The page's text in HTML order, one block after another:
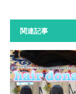
関連記事